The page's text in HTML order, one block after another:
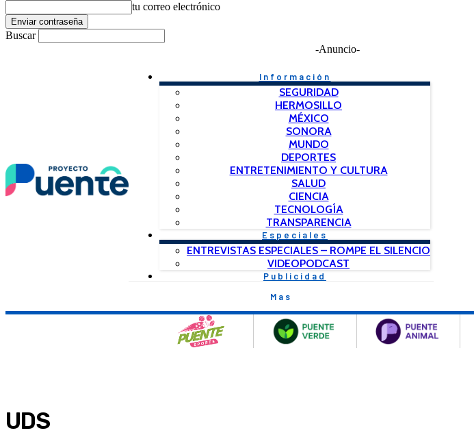
tu correo electrónico
Buscar
-Anuncio-
Información
SEGURIDAD
HERMOSILLO
MÉXICO
SONORA
MUNDO
DEPORTES
ENTRETENIMIENTO Y CULTURA
SALUD
CIENCIA
TECNOLOGÍA
TRANSPARENCIA
Especiales
ENTREVISTAS ESPECIALES – ROMPE EL SILENCIO
VIDEOPODCAST
Publicidad
Mas
UDS